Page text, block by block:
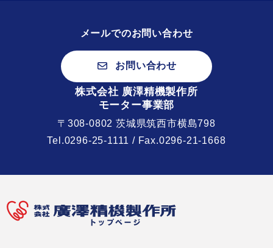
メールでのお問い合わせ
お問い合わせ
株式会社 廣澤精機製作所
モーター事業部
〒308-0802 茨城県筑西市横島798
Tel.0296-25-1111 / Fax.0296-21-1668